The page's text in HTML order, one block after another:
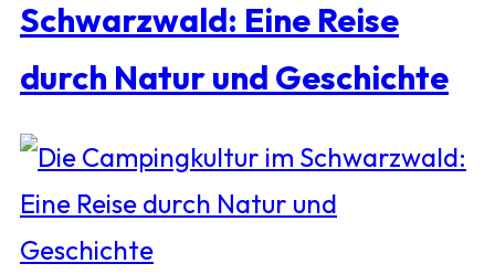
Schwarzwald: Eine Reise
durch Natur und Geschichte